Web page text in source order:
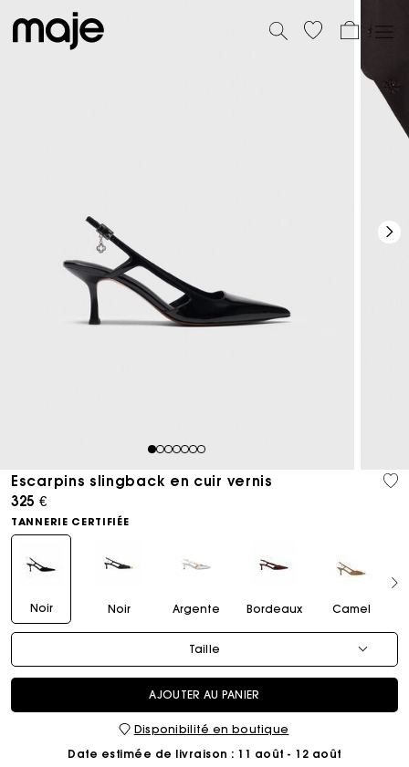
1234567
Escarpins slingback en cuir vernis
325 €
TANNERIE CERTIFIÉE
Noir Noir Argente Bordeaux Camel
Taille
AJOUTER AU PANIER
Disponibilité en boutique
Date estimée de livraison : 11 août - 12 août